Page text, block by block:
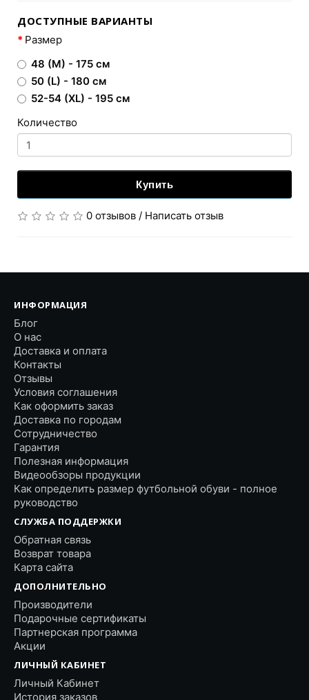
ДОСТУПНЫЕ ВАРИАНТЫ
Размер
48 (M) - 175 см
50 (L) - 180 см
52-54 (XL) - 195 см
Количество
Купить
0 отзывов / Написать отзыв
ИНФОРМАЦИЯ
Блог
О нас
Доставка и оплата
Контакты
Отзывы
Условия соглашения
Как оформить заказ
Доставка по городам
Сотрудничество
Гарантия
Полезная информация
Видеообзоры продукции
Как определить размер футбольной обуви - полное
руководство
СЛУЖБА ПОДДЕРЖКИ
Обратная связь
Возврат товара
Карта сайта
ДОПОЛНИТЕЛЬНО
Производители
Подарочные сертификаты
Партнерская программа
Акции
ЛИЧНЫЙ КАБИНЕТ
Личный Кабинет
История заказов